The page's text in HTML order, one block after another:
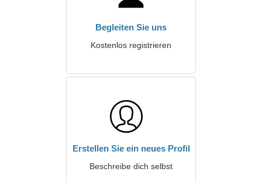
Begleiten Sie uns
Kostenlos registrieren
Erstellen Sie ein neues Profil
Beschreibe dich selbst